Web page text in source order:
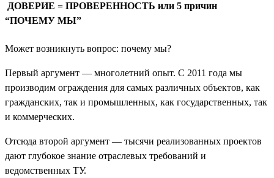
ДОВЕРИЕ = ПРОВЕРЕННОСТЬ или 5 причин
“ПОЧЕМУ МЫ”
Может возникнуть вопрос: почему мы?
Первый аргумент — многолетний опыт. С 2011 года мы
производим ограждения для самых различных объектов, как
гражданских, так и промышленных, как государственных, так
и коммерческих.
Отсюда второй аргумент — тысячи реализованных проектов
дают глубокое знание отраслевых требований и
ведомственных ТУ.